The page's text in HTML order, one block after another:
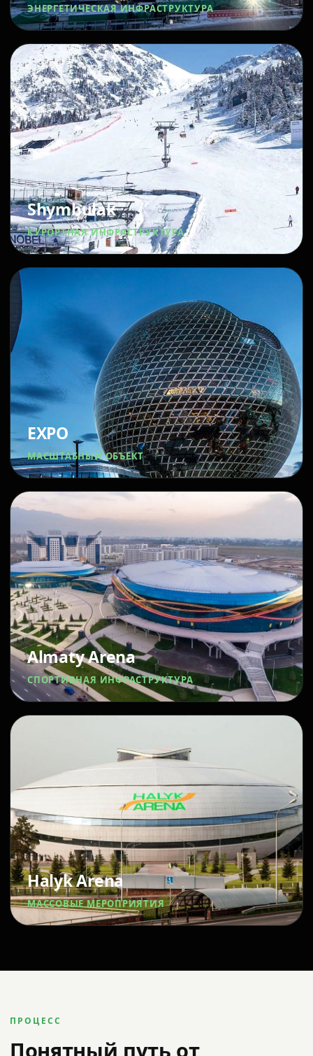
ЭНЕРГЕТИЧЕСКАЯ ИНФРАСТРУКТУРА
Shymbulak
КУРОРТНАЯ ИНФРАСТРУКТУРА
EXPO
МАСШТАБНЫЙ ОБЪЕКТ
Almaty Arena
СПОРТИВНАЯ ИНФРАСТРУКТУРА
Halyk Arena
МАССОВЫЕ МЕРОПРИЯТИЯ
ПРОЦЕСС
Понятный путь от